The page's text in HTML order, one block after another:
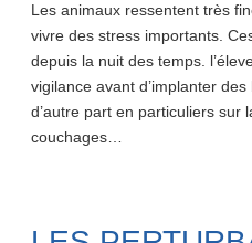
Les animaux ressentent très
vivre des stress importants.
depuis la nuit des temps.
vigilance avant d’implanter
d’autre part en particuliers sur
couchages…